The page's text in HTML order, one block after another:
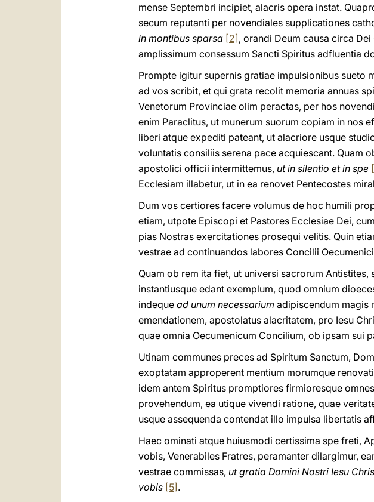
mense Septembri incipiet, alacris opera instat.
secum reputanti per novendiales supplicationes
in montibus sparsa [2] , orandi Deum causa circa
amplissimum consessum Sancti Spiritus adfluentia
Prompte igitur supernis gratiae impulsionibus sueto
ad vos scribit, et qui grata recolit memoria annuas
Venetorum Provinciae olim peractas, per hos
enim Paraclitus, ut munerum suorum copiam in nos
liberi atque expediti pateant, ut alacriore usque
voluntatis consiliis serena pace acquiescant. Quam
apostolici officii intermittemus, ut in silentio et in spe
Ecclesiam illabetur, ut in ea renovet Pentecostes
Dum vos certiores facere volumus de hoc humili
etiam, utpote Episcopi et Pastores Ecclesiae Dei,
pias Nostras exercitationes prosequi velitis. Quin
vestrae ad continuandos labores Concilii
Quam ob rem ita fiet, ut universi sacrorum
instantiusque edant exemplum, quod omnium
indeque ad unum necessarium adipiscendum magis
emendationem, apostolatus alacritatem, pro Iesu
quae omnia Oecumenicum Concilium, ob ipsam sui
Utinam communes preces ad Spiritum Sanctum,
exoptatam approperent mentium morumque
idem antem Spiritus promptiores firmioresque
provehendum, ea utique vivendi ratione, quae
usque assequenda contendat illo impulsa libertatis
Haec ominati atque huiusmodi certissima spe freti,
vobis, Venerabiles Fratres, peramanter dilargimur,
vestrae commissas, ut gratia Domini Nostri Iesu
vobis [5] .